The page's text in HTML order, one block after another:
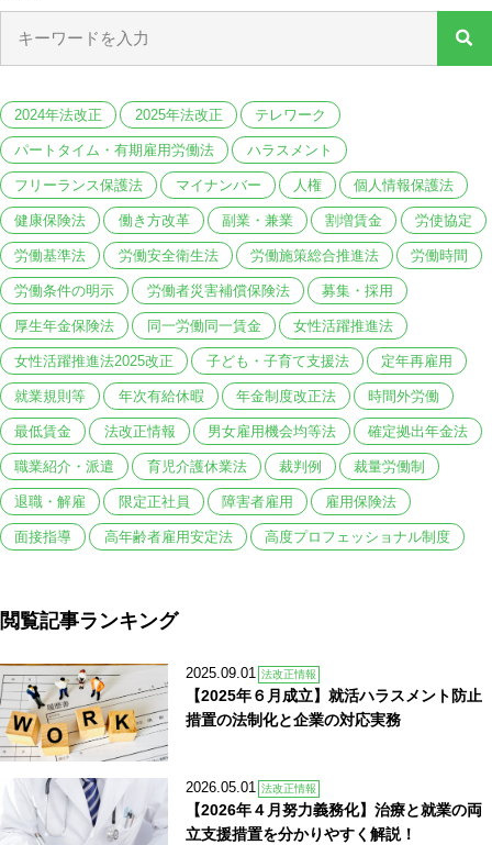
2024年法改正 2025年法改正 テレワーク
パートタイム・有期雇用労働法 ハラスメント
フリーランス保護法 マイナンバー 人権 個人情報保護法
健康保険法 働き方改革 副業・兼業 割増賃金 労使協定
労働基準法 労働安全衛生法 労働施策総合推進法 労働時間
労働条件の明示 労働者災害補償保険法 募集・採用
厚生年金保険法 同一労働同一賃金 女性活躍推進法
女性活躍推進法2025改正 子ども・子育て支援法 定年再雇用
就業規則等 年次有給休暇 年金制度改正法 時間外労働
最低賃金 法改正情報 男女雇用機会均等法 確定拠出年金法
職業紹介・派遣 育児介護休業法 裁判例 裁量労働制
退職・解雇 限定正社員 障害者雇用 雇用保険法
面接指導 高年齢者雇用安定法 高度プロフェッショナル制度
閲覧記事ランキング
2025.09.01 法改正情報
【2025年６月成立】就活ハラスメント防止
措置の法制化と企業の対応実務
2026.05.01 法改正情報
【2026年４月努力義務化】治療と就業の両
立支援措置を分かりやすく解説！